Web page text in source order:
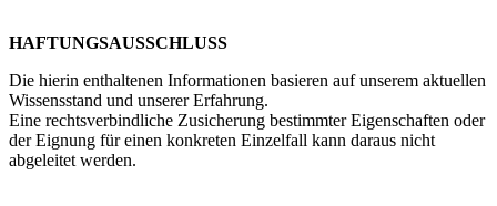
HAFTUNGSAUSSCHLUSS
Die hierin enthaltenen Informationen basieren auf unserem aktuellen
Wissensstand und unserer Erfahrung.
Eine rechtsverbindliche Zusicherung bestimmter Eigenschaften oder
der Eignung für einen konkreten Einzelfall kann daraus nicht
abgeleitet werden.